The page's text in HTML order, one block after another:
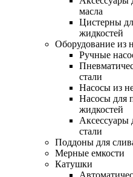
масла
Цистерны
жидкостей
Оборудование из
Ручные
стали
Насосы из
Насосы для
жидкостей
Аксессуары
стали
Поддоны для
Мерные емкости
Катушки